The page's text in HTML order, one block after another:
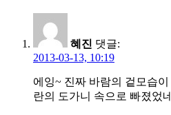
혜진 댓글:
2013-03-13, 10:19
에잉~ 진짜 바람의 겉모습
란의 도가니 속으로 빠졌었